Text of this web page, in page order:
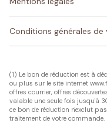
Conditions générales de
(1) Le bon de réduction est à
ou plus sur le site internet
offres courrier, offres
valable une seule fois jusqu'à
ce bon de réduction n'exclut
traitement de votre commande.